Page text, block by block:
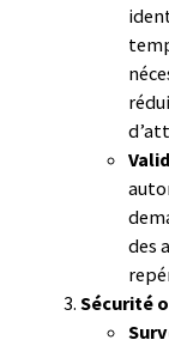
des
Sécurité